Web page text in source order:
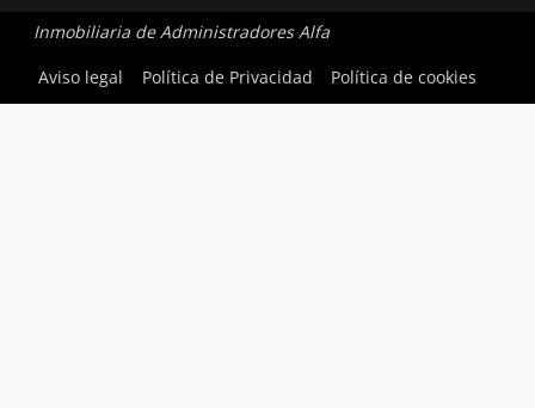
Inmobiliaria de Administradores Alfa
Aviso legal
Política de Privacidad Política de cookies